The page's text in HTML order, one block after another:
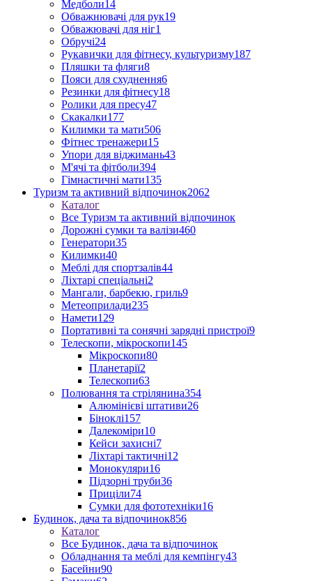
Медболи14
Обважнювачі для рук19
Обважювачі для ніг1
Обручі24
Рукавички для фітнесу, культуризму187
Пляшки та фляги8
Пояси для схуднення6
Резинки для фітнесу18
Ролики для пресу47
Скакалки177
Килимки та мати506
Фітнес тренажери15
Упори для віджимань43
М'ячі та фітболи394
Гімнастичні мати135
Туризм та активний відпочинок2062
Каталог
Все Туризм та активний відпочинок
Дорожні сумки та валізи460
Генератори35
Килимки40
Меблі для спортзалів44
Ліхтарі спеціальні2
Мангали, барбекю, гриль9
Метеоприлади235
Намети129
Портативні та сонячні зарядні пристрої9
Телескопи, мікроскопи145
Мікроскопи80
Планетарії2
Телескопи63
Полювання та стрілянина354
Алюмінієві штативи26
Біноклі157
Далекоміри10
Кейси захисні7
Ліхтарі тактичні12
Монокуляри16
Підзорні труби36
Приціли74
Сумки для фототехніки16
Будинок, дача та відпочинок856
Каталог
Все Будинок, дача та відпочинок
Обладнання та меблі для кемпінгу43
Басейни90